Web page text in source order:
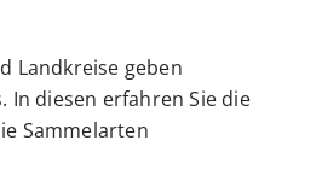
Landkreise geben
In diesen erfahren Sie die
Sammelarten.